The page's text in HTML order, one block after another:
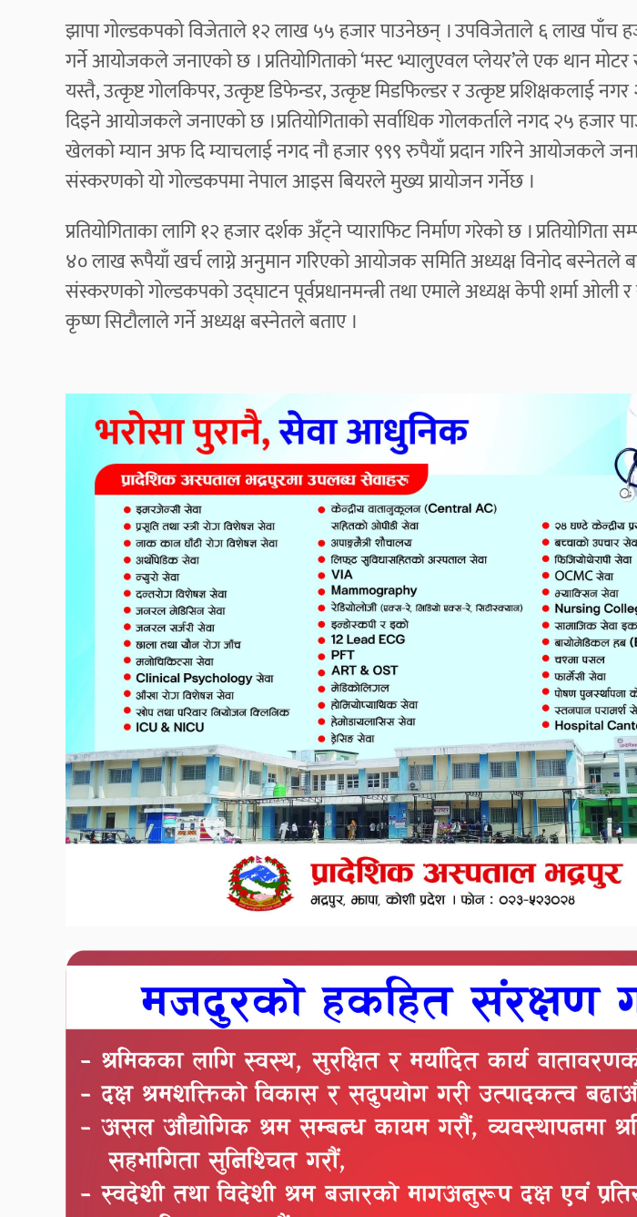
झापा गोल्डकपको विजेताले १२ लाख ५५ हजार पाउनेछन् । उपविजेताले ६ लाख पाँच
गर्ने आयोजकले जनाएको छ । प्रतियोगिताको ‘मस्ट भ्यालुएवल प्लेयर’ले एक थान
यस्तै, उत्कृष्ट गोलकिपर, उत्कृष्ट डिफेन्डर, उत्कृष्ट मिडफिल्डर र उत्कृष्ट प्रशिक्षकलाई
दिइने आयोजकले जनाएको छ ।प्रतियोगिताको सर्वाधिक गोलकर्ताले नगद २५ हजार
खेलको म्यान अफ दि म्याचलाई नगद नौ हजार ९९९ रुपैयाँ प्रदान गरिने आयोजकले
संस्करणको यो गोल्डकपमा नेपाल आइस बियरले मुख्य प्रायोजन गर्नेछ ।
प्रतियोगिताका लागि १२ हजार दर्शक अँट्ने प्याराफिट निर्माण गरेको छ । प्रतियोगिता
४० लाख रूपैयाँ खर्च लाग्ने अनुमान गरिएको आयोजक समिति अध्यक्ष विनोद बस्नेतले
संस्करणको गोल्डकपको उद्घाटन पूर्वप्रधानमन्त्री तथा एमाले अध्यक्ष केपी शर्मा ओली
कृष्ण सिटौलाले गर्ने अध्यक्ष बस्नेतले बताए ।